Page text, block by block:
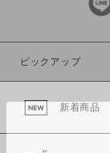
カラー
ピックアップ
新着商品